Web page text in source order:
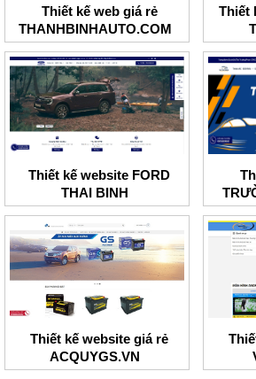
Thiết kế web giá rẻ
THANHBINHAUTO.COM
Thiết
Thiết kế website FORD
THAI BINH
Thiết kế website giá rẻ
ACQUYGS.VN